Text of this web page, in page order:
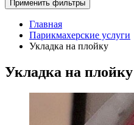
Главная
Парикмахерские услуги
Укладка на плойку
Укладка на